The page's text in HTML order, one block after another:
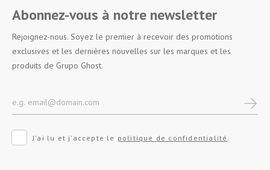
Abonnez-vous à notre newsletter
Rejoignez-nous. Soyez le premier à recevoir des promotions
exclusives et les dernières nouvelles sur les marques et les
produits de Grupo Ghost.
J'ai lu et j'accepte le politique de confidentialité